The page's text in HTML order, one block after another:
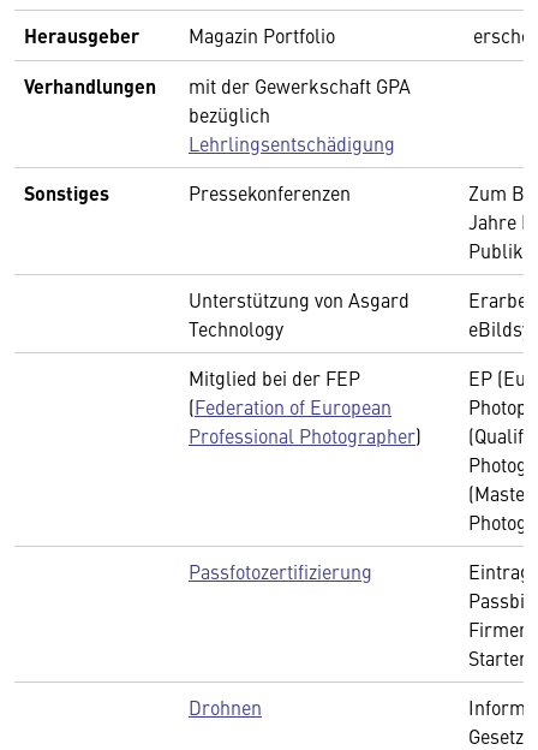
Herausgeber Magazin Portfolio
Verhandlungen
mit der Gewerkschaft GPA
bezüglich
Lehrlingsentschädigung
Sonstiges Pressekonferenzen
Zum
Jahre
Unterstützung von Asgard
Technology
Mitglied bei der FEP
(Federation of European
Professional Photographer)
EP
Passfotozertifizierung
Firmen
Drohnen